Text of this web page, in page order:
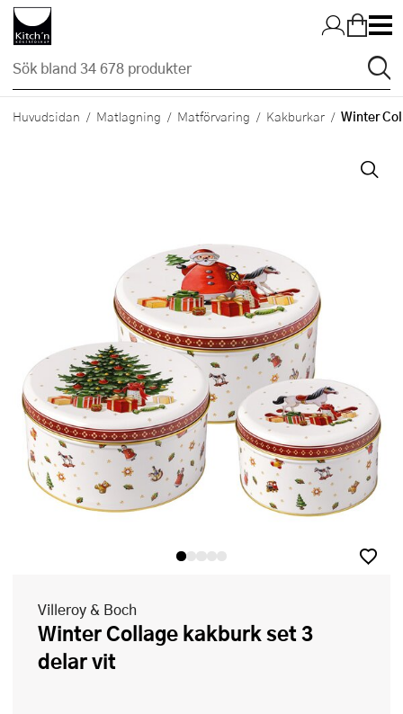
Hopp till huvudinnehållet
Huvudsidan Matlagning Matförvaring Kakburkar Winter
Villeroy & Boch
Winter Collage kakburk set 3
delar vit